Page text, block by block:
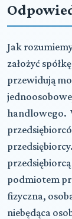
Jak
założyć
przewidują
handlowego.
podmiotem
fizyczna,
niebędąca